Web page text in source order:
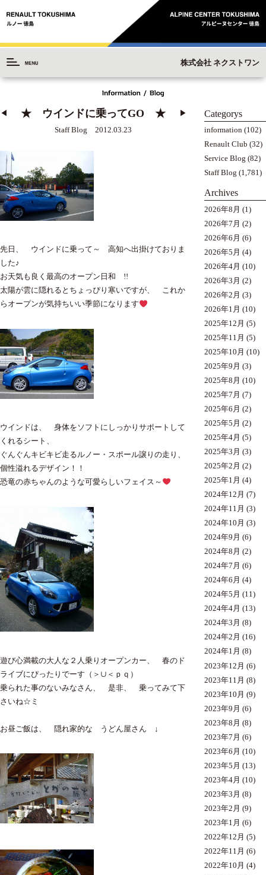
株式会社 ネクストワン
◀︎ ★ ウインドに乗ってGO ★
Staff Blog 2012.03.23
▶︎
先日、 ウインドに乗って～ 高知へ出掛けておりま
した♪
お天気も良く最高のオープン日和 !!
太陽が雲に隠れるとちょっぴり寒いですが、 これか
らオープンが気持ちいい季節になります
ウインドは、 身体をソフトにしっかりサポートして
くれるシート、
ぐんぐんキビキビ走るルノー・スポール譲りの走り、
個性溢れるデザイン！！
恐竜の赤ちゃんのような可愛らしいフェイス～
遊び心満載の大人な２人乗りオープンカー、 春のド
ライブにぴったりでーす（＞∪＜ｐｑ）
乗られた事のないみなさん、 是非、 乗ってみて下
さいね☆ミ
お昼ご飯は、 隠れ家的な うどん屋さん ↓
Categorys
information (102)
Renault Club (32)
Service Blog (82)
Staff Blog (1,781)
Archives
2026年8月 (1)
2026年7月 (2)
2026年6月 (6)
2026年5月 (4)
2026年4月 (10)
2026年3月 (2)
2026年2月 (3)
2026年1月 (10)
2025年12月 (5)
2025年11月 (5)
2025年10月 (10)
2025年9月 (3)
2025年8月 (10)
2025年7月 (7)
2025年6月 (2)
2025年5月 (2)
2025年4月 (5)
2025年3月 (3)
2025年2月 (2)
2025年1月 (4)
2024年12月 (7)
2024年11月 (3)
2024年10月 (3)
2024年9月 (6)
2024年8月 (2)
2024年7月 (6)
2024年6月 (4)
2024年5月 (11)
2024年4月 (13)
2024年3月 (8)
2024年2月 (16)
2024年1月 (8)
2023年12月 (6)
2023年11月 (8)
2023年10月 (9)
2023年9月 (6)
2023年8月 (8)
2023年7月 (6)
2023年6月 (10)
2023年5月 (13)
2023年4月 (10)
2023年3月 (8)
2023年2月 (9)
2023年1月 (6)
2022年12月 (5)
2022年11月 (6)
2022年10月 (4)